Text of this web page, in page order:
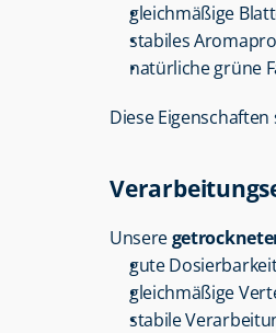
gleichmäßige
stabiles
natürliche grüne
Diese
Unsere
gute
gleichmäßige
stabile